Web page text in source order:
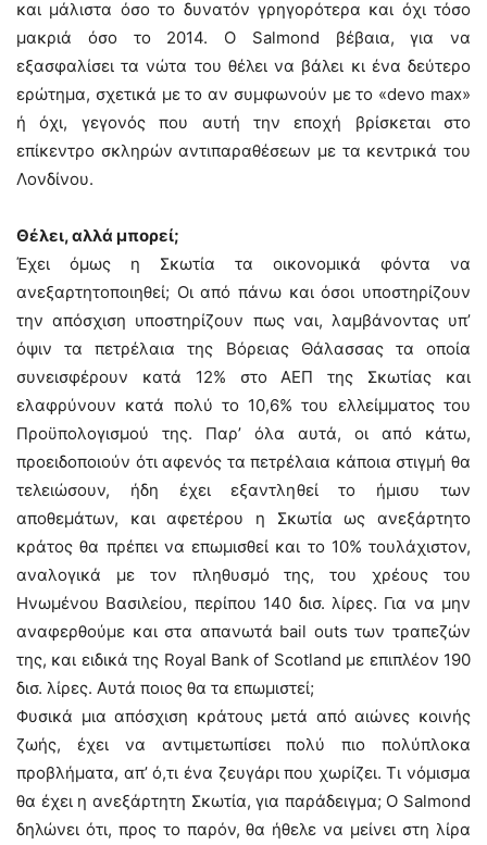
και μάλιστα όσο το δυνατόν γρηγορότερα και όχι τόσο
μακριά όσο το 2014. Ο Salmond βέβαια, για να
εξασφαλίσει τα νώτα του θέλει να βάλει κι ένα δεύτερο
ερώτημα, σχετικά με το αν συμφωνούν με το «devo max»
ή όχι, γεγονός που αυτή την εποχή βρίσκεται στο
επίκεντρο σκληρών αντιπαραθέσεων με τα κεντρικά του
Λονδίνου.
Θέλει, αλλά μπορεί;
Έχει όμως η Σκωτία τα οικονομικά φόντα να
ανεξαρτητοποιηθεί; Οι από πάνω και όσοι υποστηρίζουν
την απόσχιση υποστηρίζουν πως ναι, λαμβάνοντας υπ’
όψιν τα πετρέλαια της Βόρειας Θάλασσας τα οποία
συνεισφέρουν κατά 12% στο ΑΕΠ της Σκωτίας και
ελαφρύνουν κατά πολύ το 10,6% του ελλείμματος του
Προϋπολογισμού της. Παρ’ όλα αυτά, οι από κάτω,
προειδοποιούν ότι αφενός τα πετρέλαια κάποια στιγμή θα
τελειώσουν, ήδη έχει εξαντληθεί το ήμισυ των
αποθεμάτων, και αφετέρου η Σκωτία ως ανεξάρτητο
κράτος θα πρέπει να επωμισθεί και το 10% τουλάχιστον,
αναλογικά με τον πληθυσμό της, του χρέους του
Ηνωμένου Βασιλείου, περίπου 140 δισ. λίρες. Για να μην
αναφερθούμε και στα απανωτά bail outs των τραπεζών
της, και ειδικά της Royal Βank of Scotland με επιπλέον 190
δισ. λίρες. Αυτά ποιος θα τα επωμιστεί;
Φυσικά μια απόσχιση κράτους μετά από αιώνες κοινής
ζωής, έχει να αντιμετωπίσει πολύ πιο πολύπλοκα
προβλήματα, απ’ ό,τι ένα ζευγάρι που χωρίζει. Τι νόμισμα
θα έχει η ανεξάρτητη Σκωτία, για παράδειγμα; Ο Salmond
δηλώνει ότι, προς το παρόν, θα ήθελε να μείνει στη λίρα